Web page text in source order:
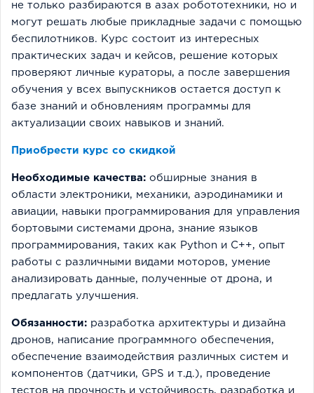
не только разбираются в азах робототехники, но и
могут решать любые прикладные задачи с помощью
беспилотников. Курс состоит из интересных
практических задач и кейсов, решение которых
проверяют личные кураторы, а после завершения
обучения у всех выпускников остается доступ к
базе знаний и обновлениям программы для
актуализации своих навыков и знаний.
Приобрести курс со скидкой
Необходимые качества: обширные знания в
области электроники, механики, аэродинамики и
авиации, навыки программирования для управления
бортовыми системами дрона, знание языков
программирования, таких как Python и C++, опыт
работы с различными видами моторов, умение
анализировать данные, полученные от дрона, и
предлагать улучшения.
Обязанности: разработка архитектуры и дизайна
дронов, написание программного обеспечения,
обеспечение взаимодействия различных систем и
компонентов (датчики, GPS и т.д.), проведение
тестов на прочность и устойчивость, разработка и